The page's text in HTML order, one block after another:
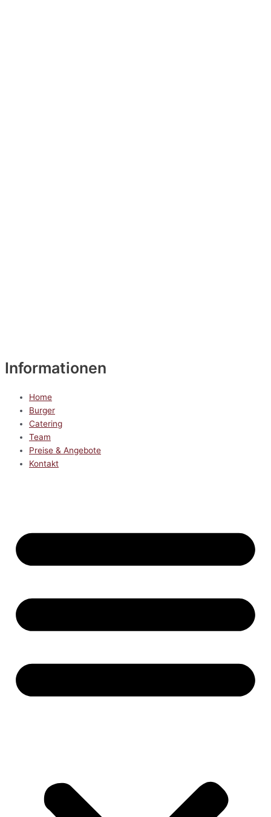
Informationen
Home
Burger
Catering
Team
Preise & Angebote
Kontakt